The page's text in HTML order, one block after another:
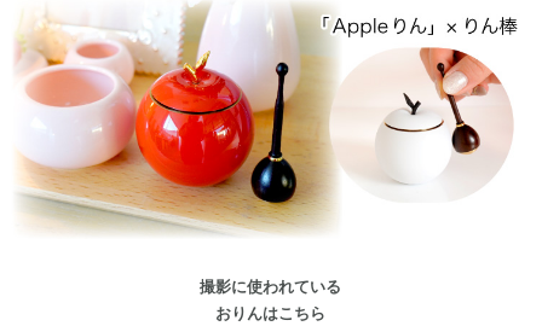
撮影に使われている
おりんはこちら